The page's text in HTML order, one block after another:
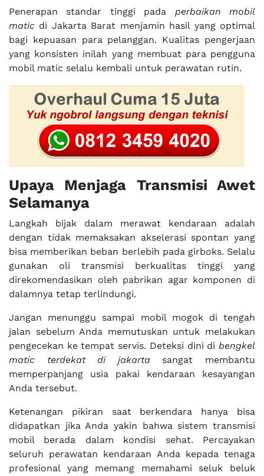
Penerapan standar tinggi pada perbaikan mobil
matic di Jakarta Barat menjamin hasil yang optimal
bagi kepuasan para pelanggan. Kualitas pengerjaan
yang konsisten inilah yang membuat para pengguna
mobil matic selalu kembali untuk perawatan rutin.
Upaya Menjaga Transmisi Awet
Selamanya
Langkah bijak dalam merawat kendaraan adalah
dengan tidak memaksakan akselerasi spontan yang
bisa memberikan beban berlebih pada girboks. Selalu
gunakan oli transmisi berkualitas tinggi yang
direkomendasikan oleh pabrikan agar komponen di
dalamnya tetap terlindungi.
Jangan menunggu sampai mobil mogok di tengah
jalan sebelum Anda memutuskan untuk melakukan
pengecekan ke tempat servis. Deteksi dini di bengkel
matic terdekat di jakartasangat membantu
memperpanjang usia pakai kendaraan kesayangan
Anda tersebut.
Ketenangan pikiran saat berkendara hanya bisa
didapatkan jika Anda yakin bahwa sistem transmisi
mobil berada dalam kondisi sehat. Percayakan
seluruh perawatan kendaraan Anda kepada tenaga
profesional yang memang memahami seluk beluk